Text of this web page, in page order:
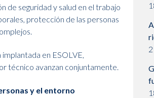
de seguridad y salud en el trabajo
protección de las personas
en ESOLVE,
técnico avanzan conjuntamente.
y el entorno